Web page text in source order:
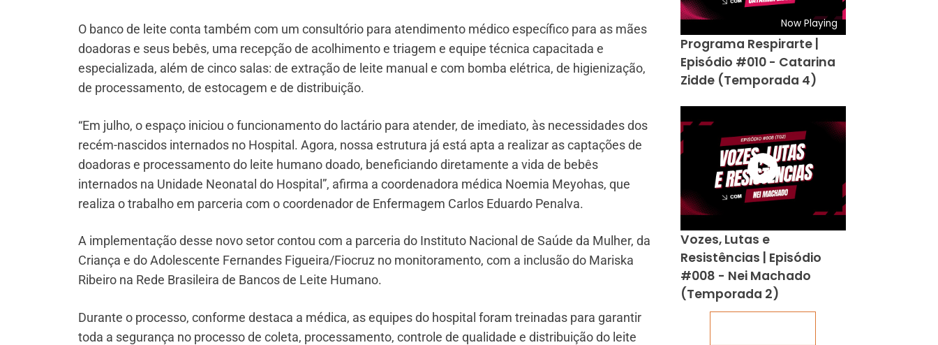
O banco de leite conta também com um consultório para atendimento médico específico para as mães
doadoras e seus bebês, uma recepção de acolhimento e triagem e equipe técnica capacitada e
especializada, além de cinco salas: de extração de leite manual e com bomba elétrica, de higienização,
de processamento, de estocagem e de distribuição.
“Em julho, o espaço iniciou o funcionamento do lactário para atender, de imediato, às necessidades dos
recém-nascidos internados no Hospital. Agora, nossa estrutura já está apta a realizar as captações de
doadoras e processamento do leite humano doado, beneficiando diretamente a vida de bebês
internados na Unidade Neonatal do Hospital”, afirma a coordenadora médica Noemia Meyohas, que
realiza o trabalho em parceria com o coordenador de Enfermagem Carlos Eduardo Penalva.
A implementação desse novo setor contou com a parceria do Instituto Nacional de Saúde da Mulher, da
Criança e do Adolescente Fernandes Figueira/Fiocruz no monitoramento, com a inclusão do Mariska
Ribeiro na Rede Brasileira de Bancos de Leite Humano.
Durante o processo, conforme destaca a médica, as equipes do hospital foram treinadas para garantir
toda a segurança no processo de coleta, processamento, controle de qualidade e distribuição do leite
Now Playing
Programa Respirarte |
Episódio #010 - Catarina
Zidde (Temporada 4)
Vozes, Lutas e
Resistências | Episódio
#008 - Nei Machado
(Temporada 2)